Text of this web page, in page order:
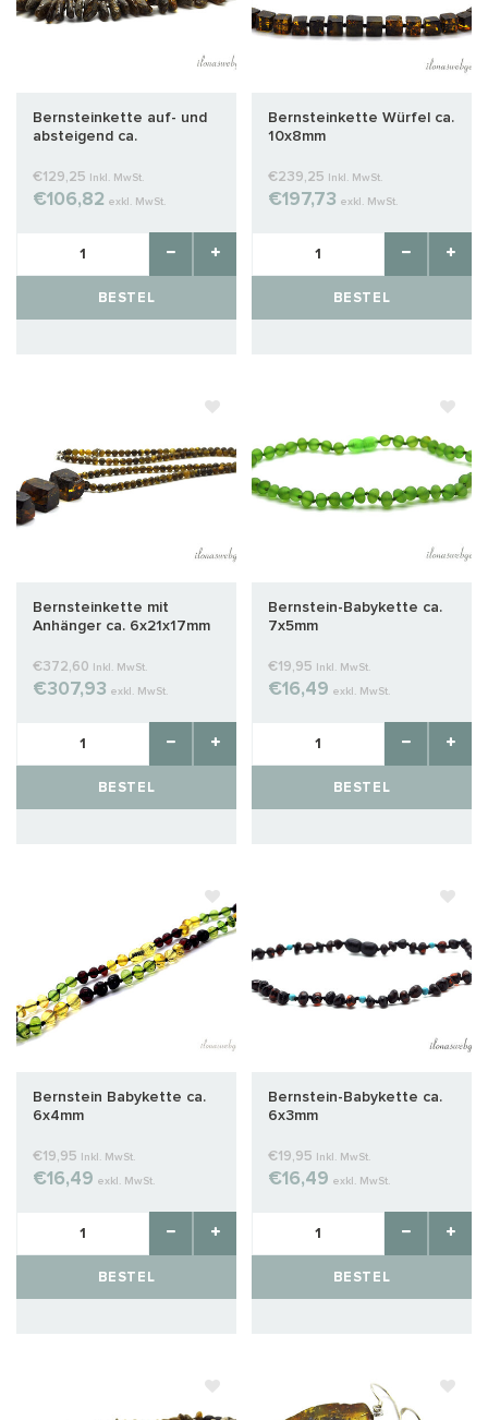
Bernsteinkette auf- und
absteigend ca.
€129,25 Inkl. MwSt.
€106,82 exkl. MwSt.
BESTEL
Bernsteinkette Würfel ca.
10x8mm
€239,25 Inkl. MwSt.
€197,73 exkl. MwSt.
BESTEL
Bernsteinkette mit
Anhänger ca. 6x21x17mm
€372,60 Inkl. MwSt.
€307,93 exkl. MwSt.
BESTEL
Bernstein-Babykette ca.
7x5mm
€19,95 Inkl. MwSt.
€16,49 exkl. MwSt.
BESTEL
Bernstein Babykette ca.
6x4mm
€19,95 Inkl. MwSt.
€16,49 exkl. MwSt.
BESTEL
Bernstein-Babykette ca.
6x3mm
€19,95 Inkl. MwSt.
€16,49 exkl. MwSt.
BESTEL